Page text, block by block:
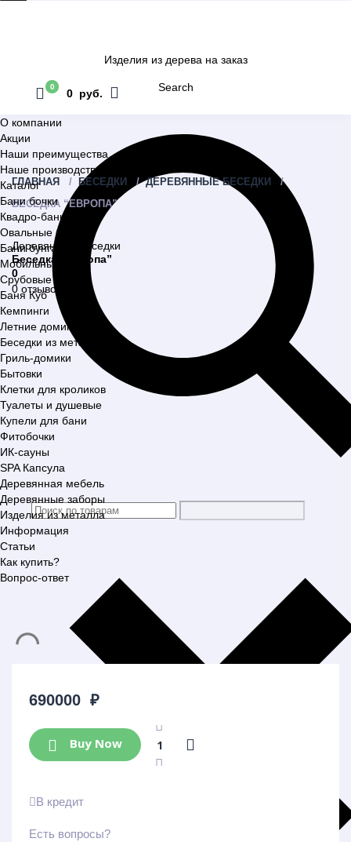
Изделия из дерева на заказ
Search
0
0 руб.
О компании
Акции
Наши преимущества
Наше производство
Каталог
Бани бочки
Квадро-бани
Овальные бани
Бани бунгало
Мобильные бани
Срубовые бани
Баня Куб
Кемпинги
Летние домики
Беседки из металла
Гриль-домики
Бытовки
Клетки для кроликов
Туалеты и душевые
Купели для бани
Фитобочки
ИК-сауны
SPA Капсула
Деревянная мебель
Деревянные заборы
Изделия из металла
Информация
Статьи
Как купить?
Вопрос-ответ
ГЛАВНАЯ БЕСЕДКИ
ДЕРЕВЯННЫЕ БЕСЕДКИ
БЕСЕДКА “ЕВРОПА”
Деревянные беседки
Беседка “Европа”
0
0 отзывов
690000 ₽
Buy Now
В кредит
Есть вопросы?